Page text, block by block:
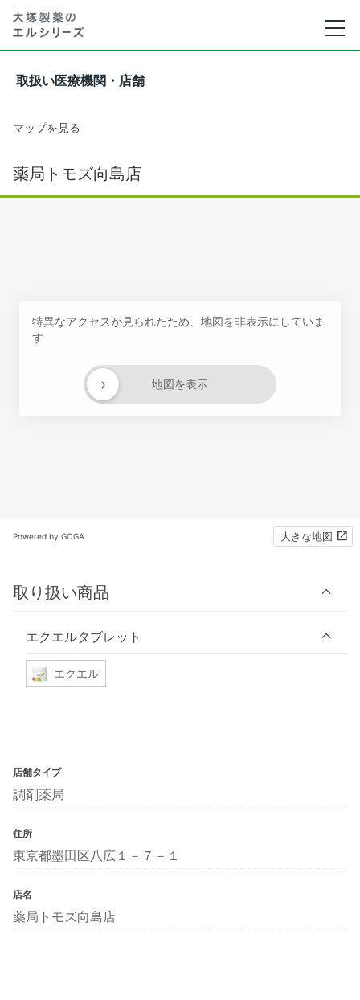
取扱い医療機関・店舗
マップを見る
薬局トモズ向島店
特異なアクセスが見られたため、地図を非表示にしていま
す
地図を表示
›
Powered by GOGA 大きな地図
取り扱い商品
エクエルタブレット
エクエル
店舗タイプ
調剤薬局
住所
東京都墨田区八広１－７－１
店名
薬局トモズ向島店